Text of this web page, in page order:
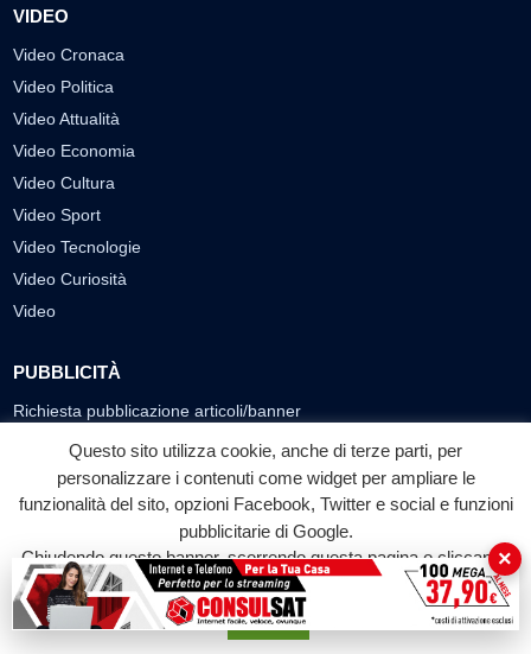
VIDEO
Video Cronaca
Video Politica
Video Attualità
Video Economia
Video Cultura
Video Sport
Video Tecnologie
Video Curiosità
Video
PUBBLICITÀ
Richiesta pubblicazione articoli/banner
SEGUICI SUI SOCIAL
f
Facebook
◎ ▶
YouTube
© 2026 LABTV - Tutti i diritti riservati
Questo sito utilizza cookie, anche di terze parti, per
personalizzare i contenuti come widget per ampliare le
funzionalità del sito, opzioni Facebook, Twitter e social e funzioni
pubblicitarie di Google.
Chiudendo questo banner, scorrendo questa pagina o cliccando
su qualunque suo elemento acconsenti all'uso dei cookie.
Accetta
×